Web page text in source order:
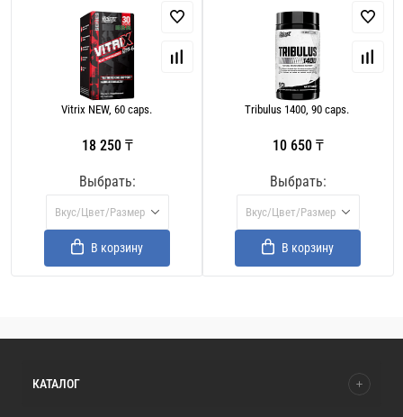
Vitrix NEW, 60 caps.
18 250 ₸
Выбрать:
Вкус/Цвет/Размер
В корзину
Tribulus 1400, 90 caps.
10 650 ₸
Выбрать:
Вкус/Цвет/Размер
В корзину
КАТАЛОГ